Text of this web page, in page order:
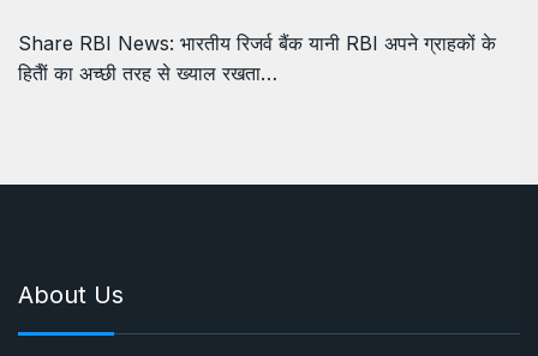
Share RBI News: भारतीय रिजर्व बैंक यानी RBI अपने ग्राहकों के
हितैों का अच्छी तरह से ख्याल रखता…
About Us